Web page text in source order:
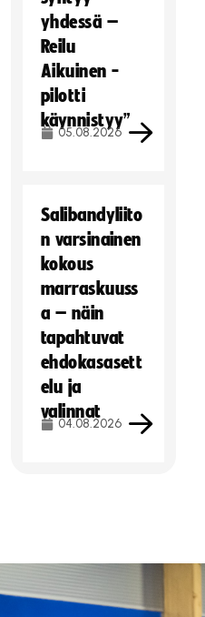
yhdessä –
Reilu
Aikuinen -
pilotti
käynnistyy”
05.08.2026
Salibandyliito
n varsinainen
kokous
marraskuuss
a – näin
tapahtuvat
ehdokasasett
elu ja
valinnat
04.08.2026